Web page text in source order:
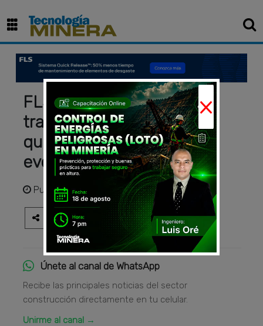
FLSmidth: importantes
transformaciones y logros
que han marcado su
evolución
Publicadohace 3 años
Únete al canal de WhatsApp
Recibe las principales noticias del sector
construcción directamente en tu celular.
Unirme al canal →
×